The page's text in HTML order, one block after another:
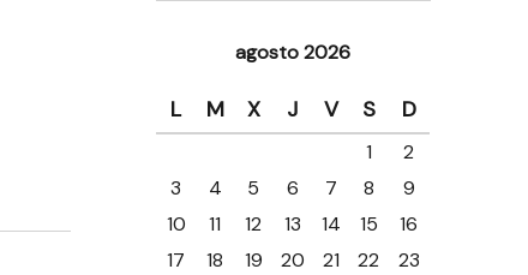
agosto 2026
L M X J V S D
1
2
3
4 5 6 7 8
9
10
11 12 13 14 15
16
17
18 19 20 21 22
23